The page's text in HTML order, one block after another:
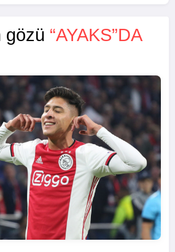
gözü “AYAKS”DA